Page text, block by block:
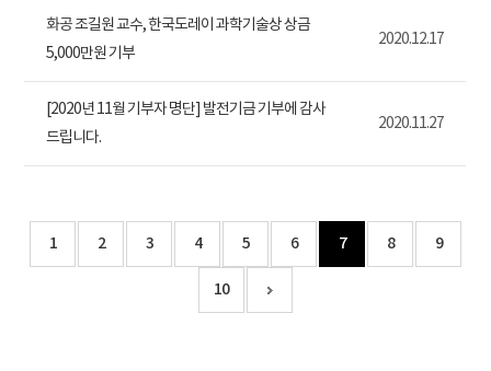
화공 조길원 교수, 한국도레이 과학기술상 상금
5,000만원 기부
2020.12.17
[2020년 11월 기부자 명단] 발전기금 기부에 감사
드립니다.
2020.11.27
1 2 3 4 5 6 7 8 9
10